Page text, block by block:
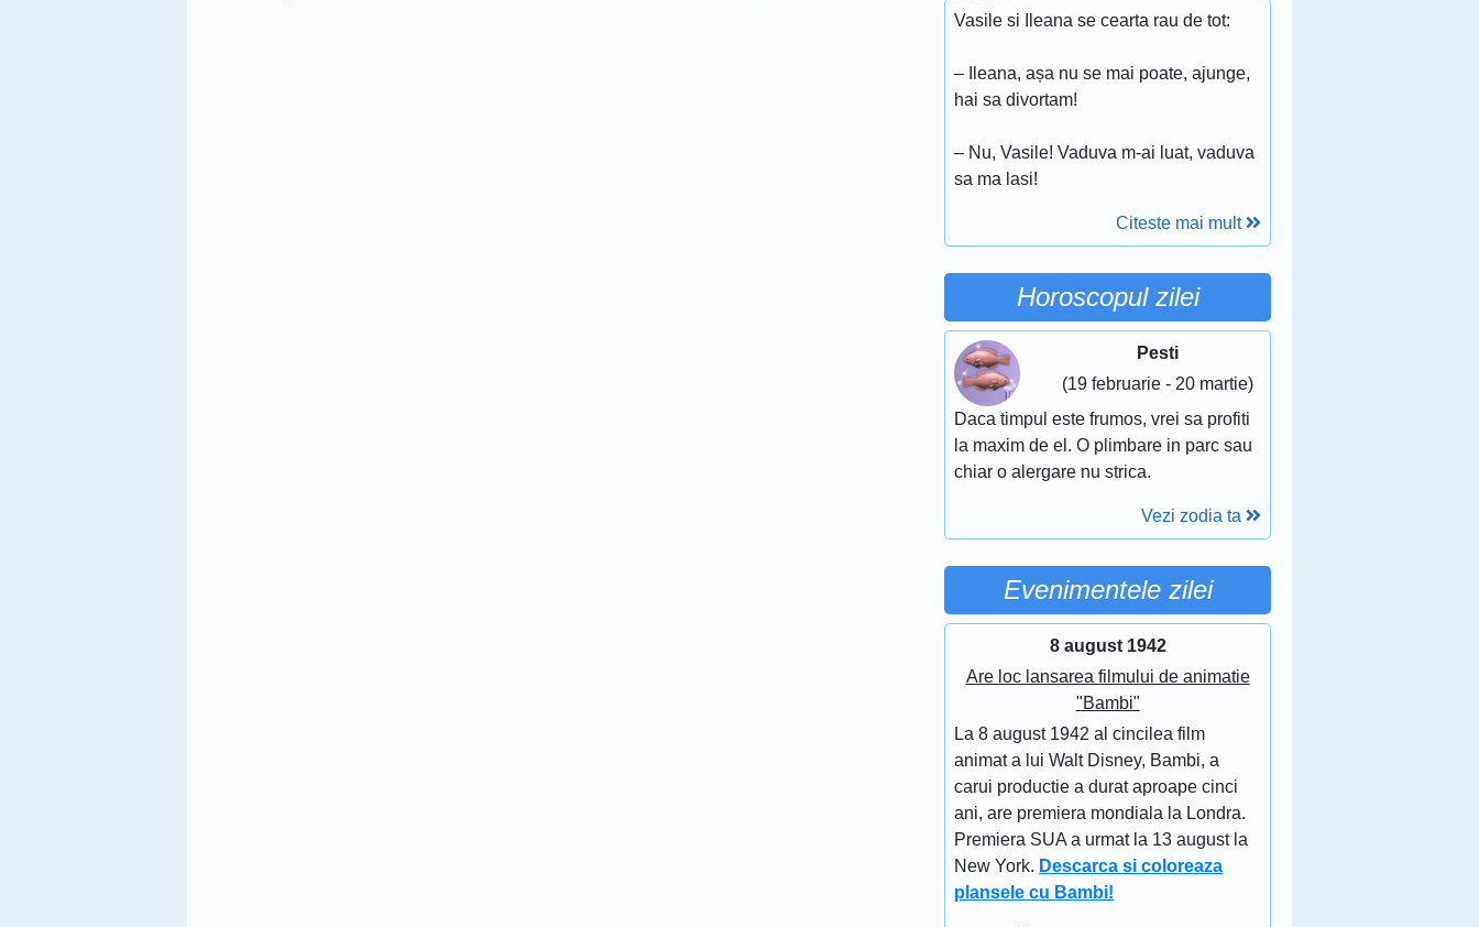
Vasile si Ileana se cearta rau de tot:
– Ileana, așa nu se mai poate, ajunge,
hai sa divortam!
– Nu, Vasile! Vaduva m-ai luat, vaduva
sa ma lasi!
Citeste mai mult
Horoscopul zilei
Pesti
(19 februarie - 20 martie)
Daca timpul este frumos, vrei sa profiti
la maxim de el. O plimbare in parc sau
chiar o alergare nu strica.
Vezi zodia ta
Evenimentele zilei
8 august 1942
Are loc lansarea filmului de animatie
"Bambi"
La 8 august 1942 al cincilea film
animat a lui Walt Disney, Bambi, a
carui productie a durat aproape cinci
ani, are premiera mondiala la Londra.
Premiera SUA a urmat la 13 august la
New York. Descarca si coloreaza
plansele cu Bambi!